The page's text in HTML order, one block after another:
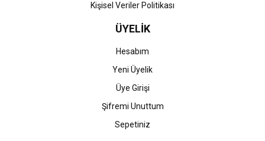
Kişisel Veriler Politikası
ÜYELİK
Hesabım
Yeni Üyelik
Üye Girişi
Şifremi Unuttum
Sepetiniz